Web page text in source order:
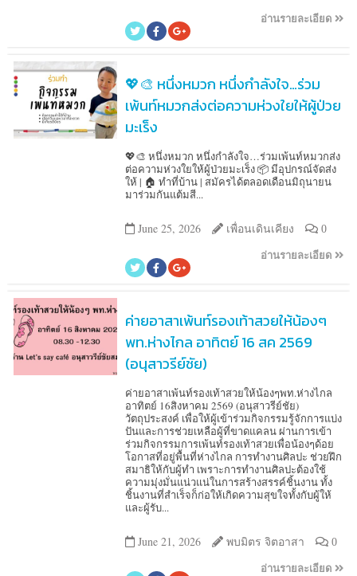
อ่านรายละเอียด
💖🎨 หนึ่งหมวก หนึ่งกำลังใจ…ร่วม
เพ้นท์หมวกส่งต่อความห่วงใยให้ผู้ป่วย
มะเร็ง
💖🎨 หนึ่งหมวก หนึ่งกำลังใจ…ร่วมเพ้นท์หมวกส่ง
ต่อความห่วงใยให้ผู้ป่วยมะเร็ง 📦 มีอุปกรณ์จัดส่ง
ให้ | 🏠 ทำที่บ้าน | สมัครได้ตลอดเดือนมิถุนายน
มาร่วมกันแต้มสี...
June 25, 2026 เพื่อนเดินเคียง 0
อ่านรายละเอียด
ค่ายอาสาเพ้นท์รองเท้าสวยให้น้องๆ
พท.ห่างไกล อาทิตย์ 16 สค 2569
(อนุสาวรีย์ชัย)
ค่ายอาสาเพ้นท์รองเท้าสวยให้น้องๆพท.ห่างไกล
อาทิตย์ 16สิงหาคม 2569 (อนุสาวรีย์ชัย)
วัตถุประสงค์ เพื่อให้ผู้เข้าร่วมกิจกรรมรู้จักการแบ่ง
ปันและการช่วยเหลือผู้ที่ขาดแคลน ผ่านการเข้า
ร่วมกิจกรรมการเพ้นท์รองเท้าสวยเพื่อน้องๆด้อย
โอกาสที่อยู่พื้นที่ห่างไกล การทำงานศิลปะ ช่วยฝึก
สมาธิให้กับผู้ทำ เพราะการทำงานศิลปะต้องใช้
ความมุ่งมั่นแน่วแน่ในการสร้างสรรค์ชิ้นงาน ทั้ง
ชิ้นงานที่สำเร็จก็ก่อให้เกิดความสุขใจทั้งกับผู้ให้
และผู้รับ...
June 21, 2026 พบมิตร จิตอาสา 0
อ่านรายละเอียด